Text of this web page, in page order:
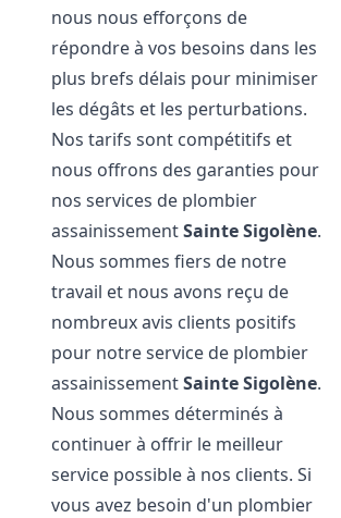
nous nous efforçons de
répondre à vos besoins dans les
plus brefs délais pour minimiser
les dégâts et les perturbations.
Nos tarifs sont compétitifs et
nous offrons des garanties pour
nos services de plombier
assainissementSainte Sigolène.
Nous sommes fiers de notre
travail et nous avons reçu de
nombreux avis clients positifs
pour notre service de plombier
assainissementSainte Sigolène.
Nous sommes déterminés à
continuer à offrir le meilleur
service possible à nos clients. Si
vous avez besoin d'un plombier